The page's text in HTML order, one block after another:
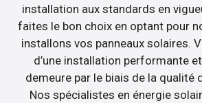
installation aux standards en
faites le bon choix en optant pour
installons vos panneaux solaires.
d’une installation performante
demeure par le biais de la qualité
Nos spécialistes en énergie